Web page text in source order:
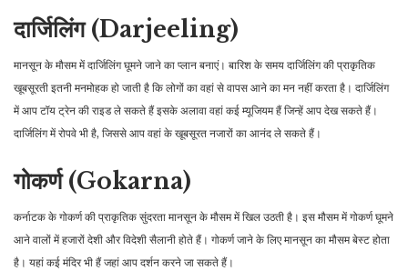
दार्जिलिंग (Darjeeling)
मानसून के मौसम में दार्जिलिंग घूमने जाने का प्लान बनाएं। बारिश के समय दार्जिलिंग की प्राकृतिक
खूबसूरती इतनी मनमोहक हो जाती है कि लोगों का वहां से वापस आने का मन नहीं करता है। दार्जिलिंग
में आप टॉय ट्रेन की राइड ले सकते हैं इसके अलावा वहां कई म्यूजियम हैं जिन्हें आप देख सकते हैं।
दार्जिलिंग में रोपवे भी है, जिससे आप वहां के खूबसूरत नजारों का आनंद ले सकते हैं।
गोकर्ण (Gokarna)
कर्नाटक के गोकर्ण की प्राकृतिक सुंदरता मानसून के मौसम में खिल उठती है। इस मौसम में गोकर्ण घूमने
आने वालों में हजारों देशी और विदेशी सैलानी होते हैं। गोकर्ण जाने के लिए मानसून का मौसम बेस्ट होता
है। यहां कई मंदिर भी हैं जहां आप दर्शन करने जा सकते हैं।